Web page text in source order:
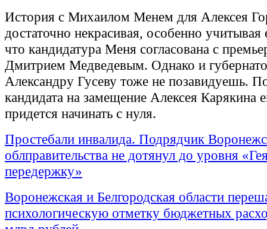
История с Михаилом Менем для Алексея
достаточно некрасивая, особенно учитывая
что кандидатура Меня согласована с
Дмитрием Медведевым. Однако и
Александру Гусеву тоже не позавидуешь.
кандидата на замещение Алексея Карякина
придется начинать с нуля.
Простебали инвалида. Подрядчик
облправительства не дотянул до уровня
передержку»
Воронежская и Белгородская области
психологическую отметку бюджетных